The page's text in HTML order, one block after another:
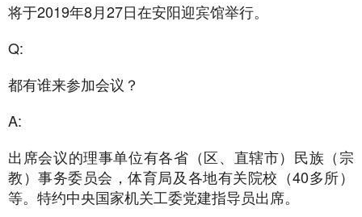
将于2019年8月27日在安阳迎宾馆举行。
Q:
都有谁来参加会议？
A:
出席会议的理事单位有各省（区、直辖市）民族（宗
教）事务委员会，体育局及各地有关院校（40多所）
等。特约中央国家机关工委党建指导员出席。